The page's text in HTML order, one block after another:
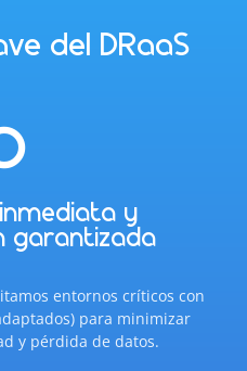
del DRaaS
y
garantizada
entornos críticos con
para minimizar
y pérdida de datos.